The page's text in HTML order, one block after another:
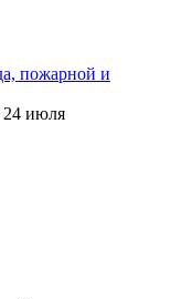
пожарной и
24 июля